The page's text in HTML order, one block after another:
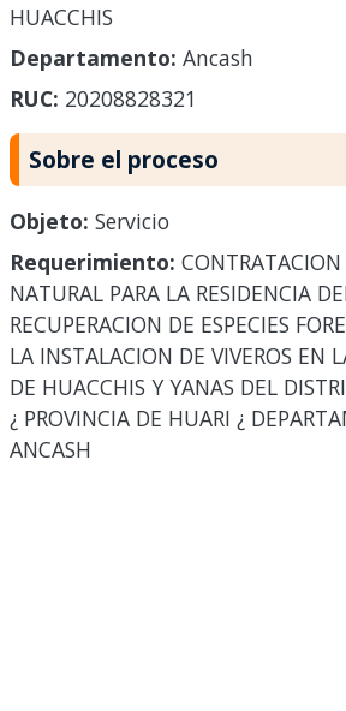
HUACCHIS
Departamento: Ancash
RUC: 20208828321
Sobre el proceso
Objeto: Servicio
Requerimiento:
NATURAL PARA LA RESIDENCIA
RECUPERACION DE ESPECIES
LA INSTALACION DE VIVEROS EN
DE HUACCHIS Y YANAS DEL
¿ PROVINCIA DE HUARI ¿
ANCASH